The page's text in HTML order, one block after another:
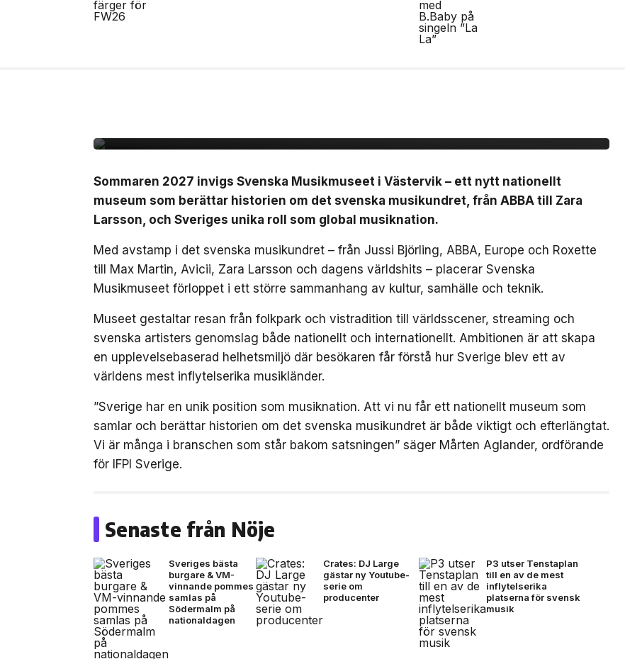
Sommaren 2027 invigs Svenska Musikmuseet i Västervik – ett nytt nationellt
museum som berättar historien om det svenska musikundret, från ABBA till Zara
Larsson, och Sveriges unika roll som global musiknation.
Med avstamp i det svenska musikundret – från Jussi Björling, ABBA, Europe och Roxette
till Max Martin, Avicii, Zara Larsson och dagens världshits – placerar Svenska
Musikmuseet förloppet i ett större sammanhang av kultur, samhälle och teknik.
Museet gestaltar resan från folkpark och vistradition till världsscener, streaming och
svenska artisters genomslag både nationellt och internationellt. Ambitionen är att skapa
en upplevelsebaserad helhetsmiljö där besökaren får förstå hur Sverige blev ett av
världens mest inflytelserika musikländer.
”Sverige har en unik position som musiknation. Att vi nu får ett nationellt museum som
samlar och berättar historien om det svenska musikundret är både viktigt och efterlängtat.
Vi är många i branschen som står bakom satsningen” säger Mårten Aglander, ordförande
för IFPI Sverige.
Senaste från Nöje
Sveriges bästa
burgare & VM-
vinnande pommes
samlas på
Södermalm på
nationaldagen
Crates: DJ Large
gästar ny Youtube-
serie om
producenter
P3 utser Tenstaplan
till en av de mest
inflytelserika
platserna för svensk
musik